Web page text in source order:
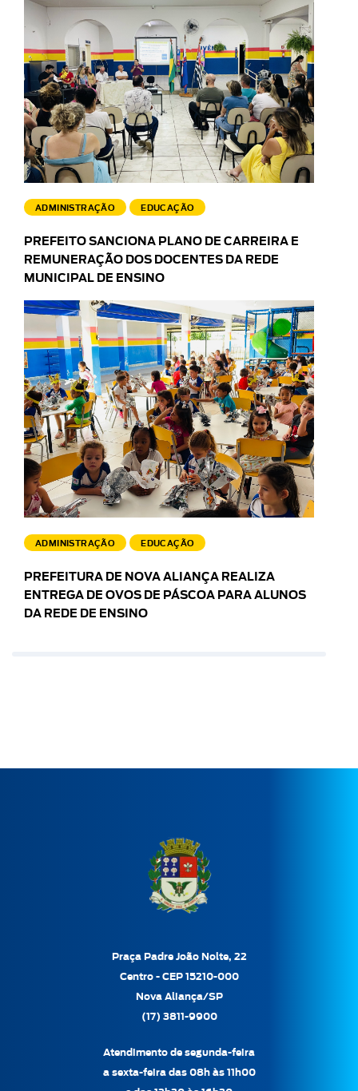
ADMINISTRAÇÃO EDUCAÇÃO
PREFEITO SANCIONA PLANO DE CARREIRA E
REMUNERAÇÃO DOS DOCENTES DA REDE
MUNICIPAL DE ENSINO
ADMINISTRAÇÃO EDUCAÇÃO
PREFEITURA DE NOVA ALIANÇA REALIZA
ENTREGA DE OVOS DE PÁSCOA PARA ALUNOS
DA REDE DE ENSINO
Praça Padre João Nolte, 22
Centro - CEP 15210-000
Nova Aliança/SP
(17) 3811-9900
Atendimento de segunda-feira
a sexta-feira das 08h às 11h00